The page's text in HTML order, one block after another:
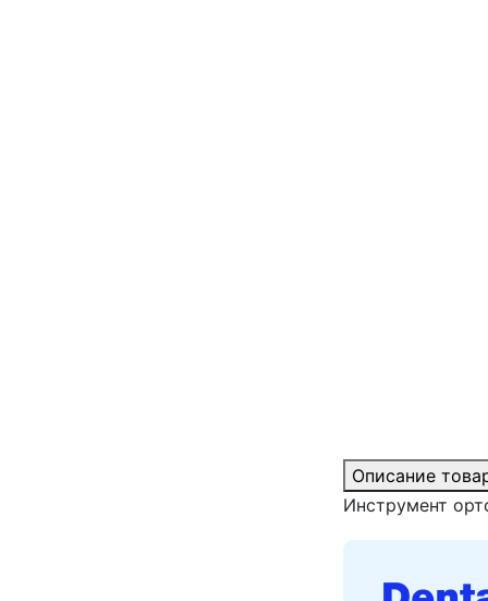
Описание
Инструмент